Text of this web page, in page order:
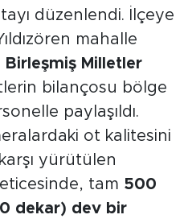
düzenlendi. İlçeye
mahalle
Birleşmiş Milletler
bilançosu bölge
paylaşıldı.
ot kalitesini
yürütülen
tam 500
dekar) dev bir